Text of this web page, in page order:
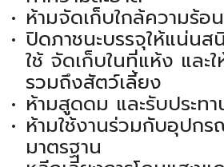
ห้ามจัดเก็บใกล้ความร้อ
ปิดภาชนะบรรจุให้แน่น
ใช้ จัดเก็บในที่แห้ง และ
รวมถึงสัตว์เลี้ยง
ห้ามสูดดม และรับประทา
ห้ามใช้งานร่วมกับอุปก
มาตรฐาน